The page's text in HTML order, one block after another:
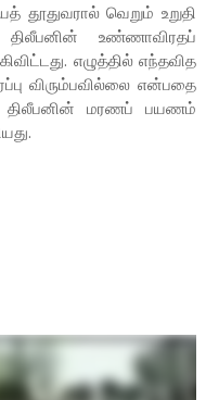
தூதுவரால் வெறும் உறுதி
உண்ணாவிரதப்
எழுத்தில் எந்தவித
விரும்பவில்லை என்பதை
திலீபனின் மரணப் பயணம்